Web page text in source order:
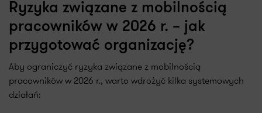
Ryzyka związane z mobilnością
pracowników w 2026 r. – jak
przygotować organizację?
Aby ograniczyć ryzyka związane z mobilnością
pracowników w 2026 r., warto wdrożyć kilka systemowych
działań: